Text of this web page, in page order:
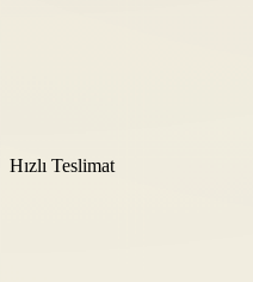
Hızlı Teslimat